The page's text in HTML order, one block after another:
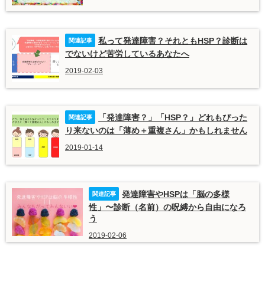
私って発達障害？それともHSP？診断は
でないけど苦労しているあなたへ
2019-02-03
「発達障害？」「HSP？」どれもぴった
り来ないのは「薄め＋重複さん」かもしれません
2019-01-14
発達障害やHSPは「脳の多様
性」〜診断（名前）の呪縛から自由になろ
う
2019-02-06